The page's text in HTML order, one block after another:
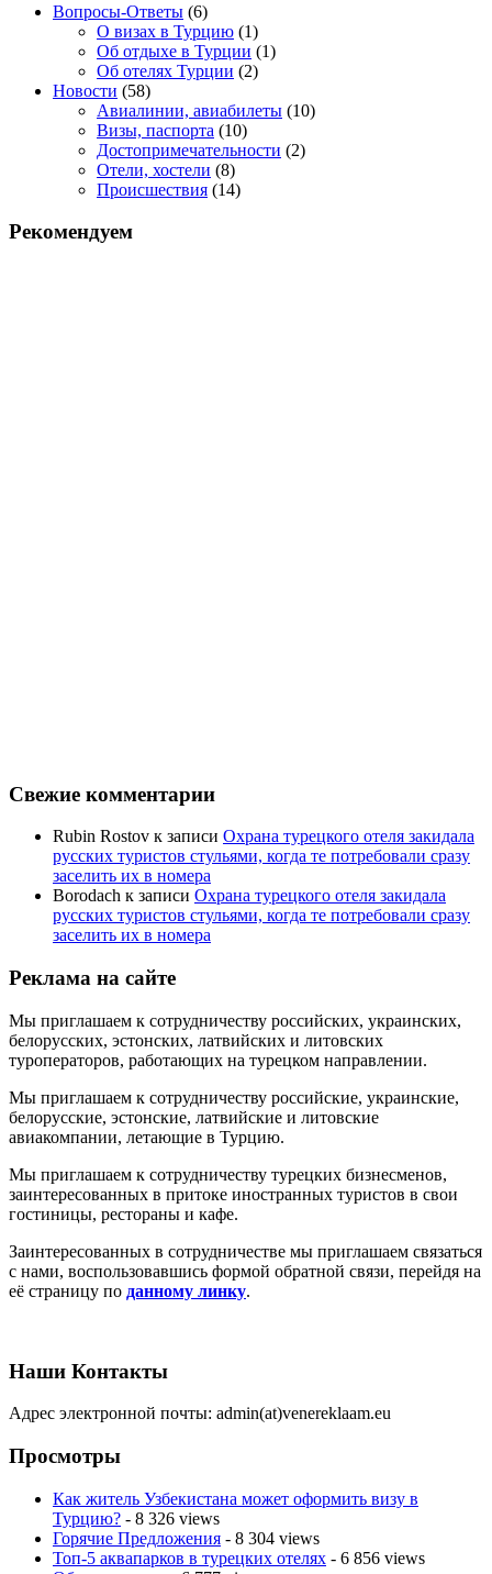
Вопросы-Ответы (6)
О визах в Турцию (1)
Об отдыхе в Турции (1)
Об отелях Турции (2)
Новости (58)
Авиалинии, авиабилеты (10)
Визы, паспорта (10)
Достопримечательности (2)
Отели, хостели (8)
Происшествия (14)
Рекомендуем
Свежие комментарии
Rubin Rostov к записи Охрана турецкого отеля закидала
русских туристов стульями, когда те потребовали сразу
заселить их в номера
Borodach к записи Охрана турецкого отеля закидала
русских туристов стульями, когда те потребовали сразу
заселить их в номера
Реклама на сайте
Мы приглашаем к сотрудничеству российских, украинских,
белорусских, эстонских, латвийских и литовских
туроператоров, работающих на турецком направлении.
Мы приглашаем к сотрудничеству российские, украинские,
белорусские, эстонские, латвийские и литовские
авиакомпании, летающие в Турцию.
Мы приглашаем к сотрудничеству турецких бизнесменов,
заинтересованных в притоке иностранных туристов в свои
гостиницы, рестораны и кафе.
Заинтересованных в сотрудничестве мы приглашаем связаться
с нами, воспользовавшись формой обратной связи, перейдя на
её страницу по данному линку.
Наши Контакты
Адрес электронной почты: admin(at)venereklaam.eu
Просмотры
Как житель Узбекистана может оформить визу в
Турцию? - 8 326 views
Горячие Предложения - 8 304 views
Топ-5 аквапарков в турецких отелях - 6 856 views